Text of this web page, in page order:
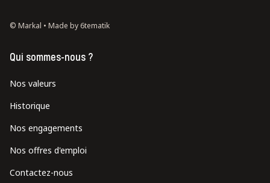
© Markal • Made by 6tematik
Qui sommes-nous ?
Nos valeurs
Historique
Nos engagements
Nos offres d'emploi
Contactez-nous